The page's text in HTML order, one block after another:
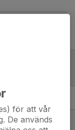
60
för att vår
De används